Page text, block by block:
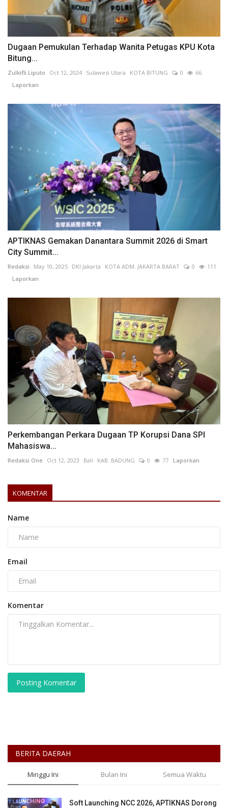
Dugaan Pemukulan Terhadap Wanita Petugas KPU Kota
Bitung...
Zulkifli Liputo Oct 12, 2024 Sulawesi Utara KOTA BITUNG 0
66
Laporkan
APTIKNAS Gemakan Danantara Summit 2026 di Smart
City Summit...
Redaksi May 10, 2025 DKI Jakarta KOTA ADM. JAKARTA BARAT 0
111
Laporkan
Perkembangan Perkara Dugaan TP Korupsi Dana SPI
Mahasiswa...
Redaksi One Oct 12, 2023 Bali KAB. BADUNG 0 77 Laporkan
KOMENTAR
Name
Email
Komentar
Posting Komentar
BERITA DAERAH
Minggu Ini Bulan Ini Semua Waktu
Soft Launching NCC 2026, APTIKNAS Dorong